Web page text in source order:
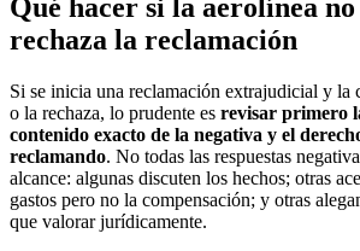
Qué hacer si la aerolínea no
rechaza la reclamación
Si se inicia una reclamación extrajudicial y la
o la rechaza, lo prudente es revisar primero
contenido exacto de la negativa y el
reclamando. No todas las respuestas
alcance: algunas discuten los hechos; otras
gastos pero no la compensación; y otras
que valorar jurídicamente.